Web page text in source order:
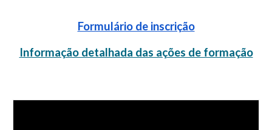
Formulário de inscrição
Informação detalhada das ações de formação